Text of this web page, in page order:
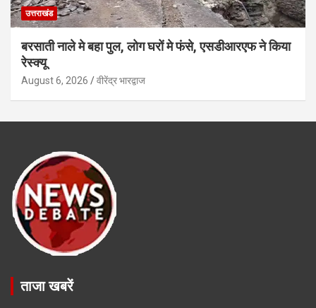
उत्तराखंड
बरसाती नाले मे बहा पुल, लोग घरों मे फंसे, एसडीआरएफ ने किया
रेस्क्यू
August 6, 2026 वीरेंद्र भारद्वाज
ताजा खबरें